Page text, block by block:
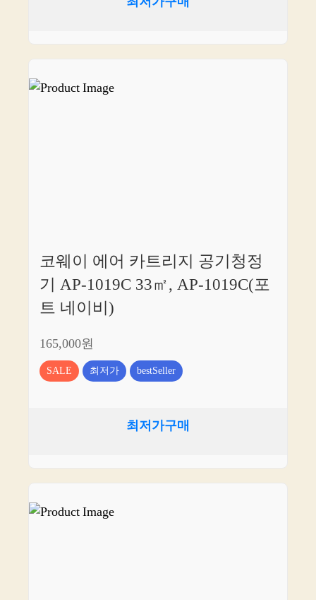
코웨이 에어 카트리지 공기청정
기 AP-1019C 33㎡, AP-1019C(포
트 네이비)
165,000원
SALE 최저가 bestSeller
최저가구매